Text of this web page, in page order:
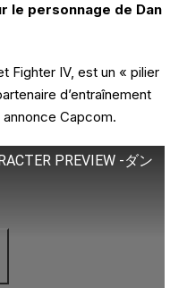
le personnage de Dan
Fighter IV, est un « pilier
d’entraînement
Capcom.
PREVIEW -ダン